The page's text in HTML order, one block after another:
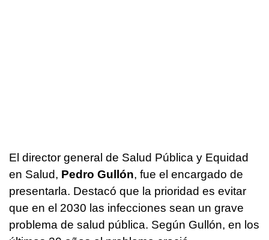
El director general de Salud Pública y Equidad
en Salud, Pedro Gullón, fue el encargado de
presentarla. Destacó que la prioridad es evitar
que en el 2030 las infecciones sean un grave
problema de salud pública. Según Gullón, en los